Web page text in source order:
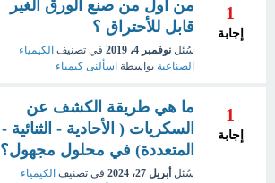
1
إجابة
من أول من صنع الورق الغير
قابل للأحتراق ؟
سُئل نوفمبر 4، 2019 في تصنيف الكيمياء
الصناعية بواسطة اسألنى كيمياء
1
إجابة
ما هي طريقة الكشف عن
السكريات ( الأحادية - الثنائية -
المتعددة) في محلول مجهول؟
سُئل أبريل 27، 2024 في تصنيف الكيمياء